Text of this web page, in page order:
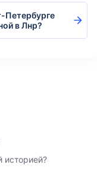
Петербурге
в Лнр?
историей?